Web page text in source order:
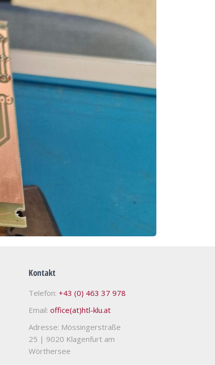
Kontakt
Telefon: +43 (0) 463 37 978
Email: office(at)htl-klu.at
Adresse: Mössingerstraße
25 | 9020 Klagenfurt am
Wörthersee